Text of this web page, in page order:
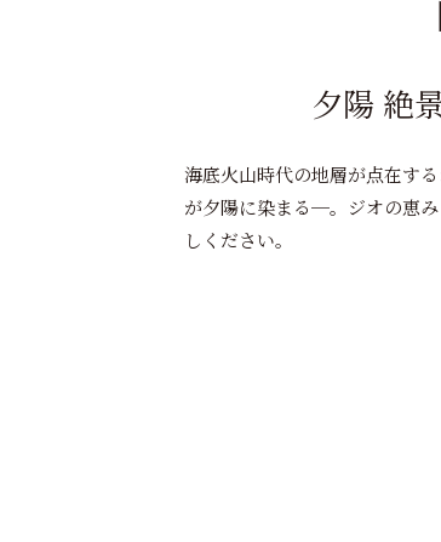
夕陽 絶
海底火山時代の地層が点在す
が夕陽に染まる─。ジオの恵
しください。